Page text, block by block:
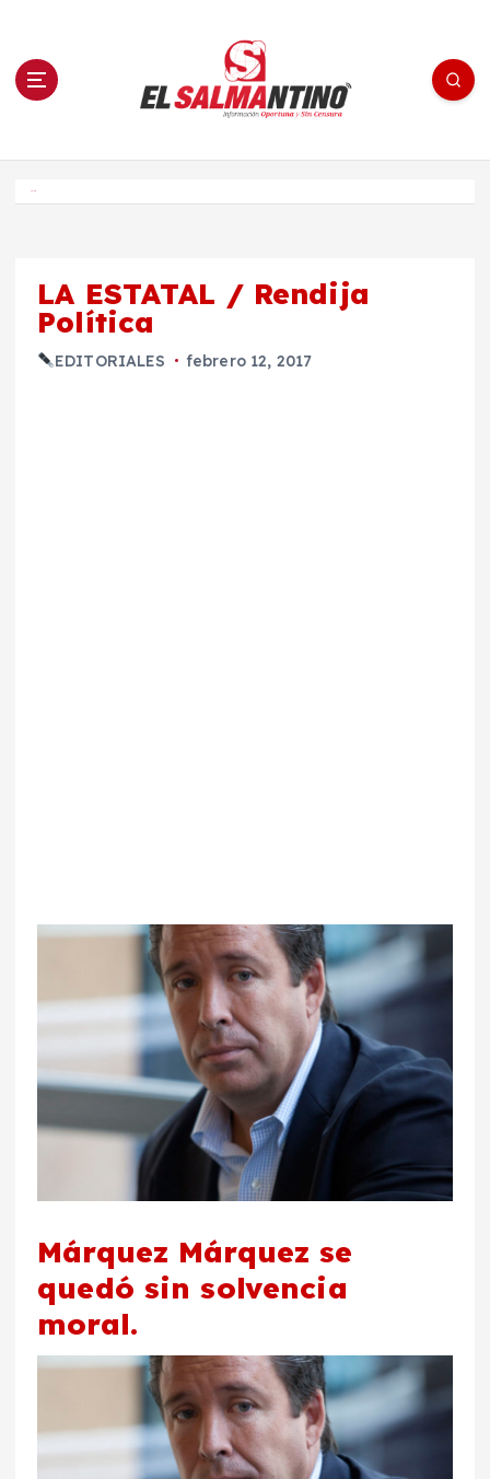
n El Salmantino - medios/noticias/editorial
LA ESTATAL / Rendija
Política
EDITORIALES febrero 12, 2017
Márquez Márquez se
quedó sin solvencia
moral.